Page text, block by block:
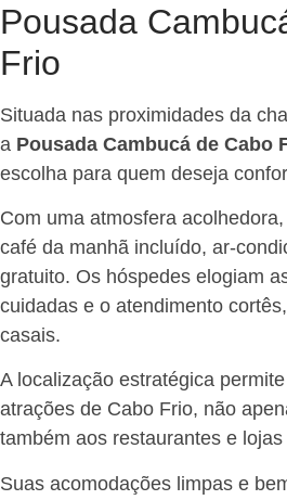
Pousada
Frio
Situada nas proximidades da
a Pousada Cambucá de Cabo
escolha para quem deseja
Com uma atmosfera
café da manhã incluído, ar-
gratuito. Os hóspedes elogiam
cuidadas e o atendimento
casais.
A localização estratégica
atrações de Cabo Frio, não
também aos restaurantes e
Suas acomodações limpas e